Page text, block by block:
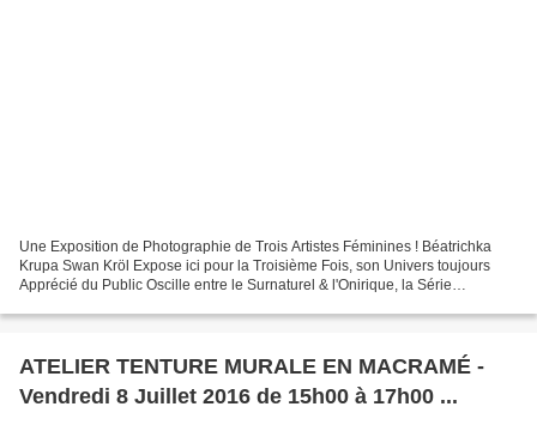
Une Exposition de Photographie de Trois Artistes Féminines ! Béatrichka
Krupa Swan Kröl Expose ici pour la Troisième Fois, son Univers toujours
Apprécié du Public Oscille entre le Surnaturel & l'Onirique, la Série
ATELIER TENTURE MURALE EN MACRAMÉ -
Vendredi 8 Juillet 2016 de 15h00 à 17h00 ...